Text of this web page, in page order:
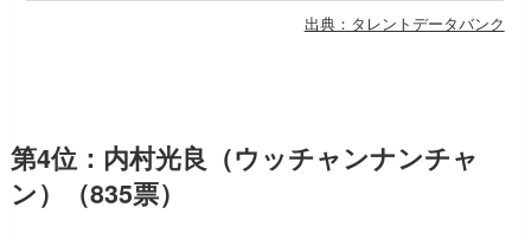
出典：タレントデータバンク
第4位：内村光良（ウッチャンナンチャ
ン）（835票）